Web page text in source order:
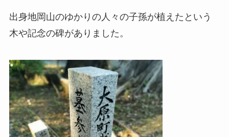
出身地岡山のゆかりの人々の子孫が植えたという
木や記念の碑がありました。